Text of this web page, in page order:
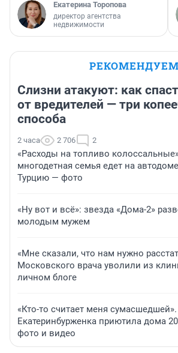
Екатерина Торопова
директор агентства
недвижимости
РЕКОМЕНДУЕМ
Слизни атакуют: как
от вредителей — три
способа
2 часа 2 706 2
«Расходы на топливо
многодетная семья едет на
Турцию — фото
«Ну вот и всё»: звезда «Дома-2»
молодым мужем
«Мне сказали, что нам нужно
Московского врача уволили из
личном блоге
«Кто-то считает меня сумасшедшей».
Екатеринбурженка приютила дома
фото и видео